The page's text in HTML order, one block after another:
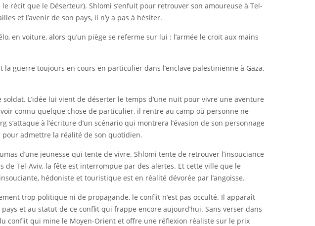
récit que le Déserteur). Shlomi s’enfuit pour retrouver son amoureuse à Tel-
et l’avenir de son pays, il n’y a pas à hésiter.
en voiture, alors qu’un piège se referme sur lui : l’armée le croit aux mains
guerre toujours en cours en particulier dans l’enclave palestinienne à Gaza.
L’idée lui vient de déserter le temps d’une nuit pour vivre une aventure
connu quelque chose de particulier, il rentre au camp où personne ne
s’attaque à l’écriture d’un scénario qui montrera l’évasion de son personnage
pour admettre la réalité de son quotidien.
d’une jeunesse qui tente de vivre. Shlomi tente de retrouver l’insouciance
Tel-Aviv, la fête est interrompue par des alertes. Et cette ville que le
hédoniste et touristique est en réalité dévorée par l’angoisse.
trop politique ni de propagande, le conflit n’est pas occulté. Il apparaît
et au statut de ce conflit qui frappe encore aujourd’hui. Sans verser dans
conflit qui mine le Moyen-Orient et offre une réflexion réaliste sur le prix